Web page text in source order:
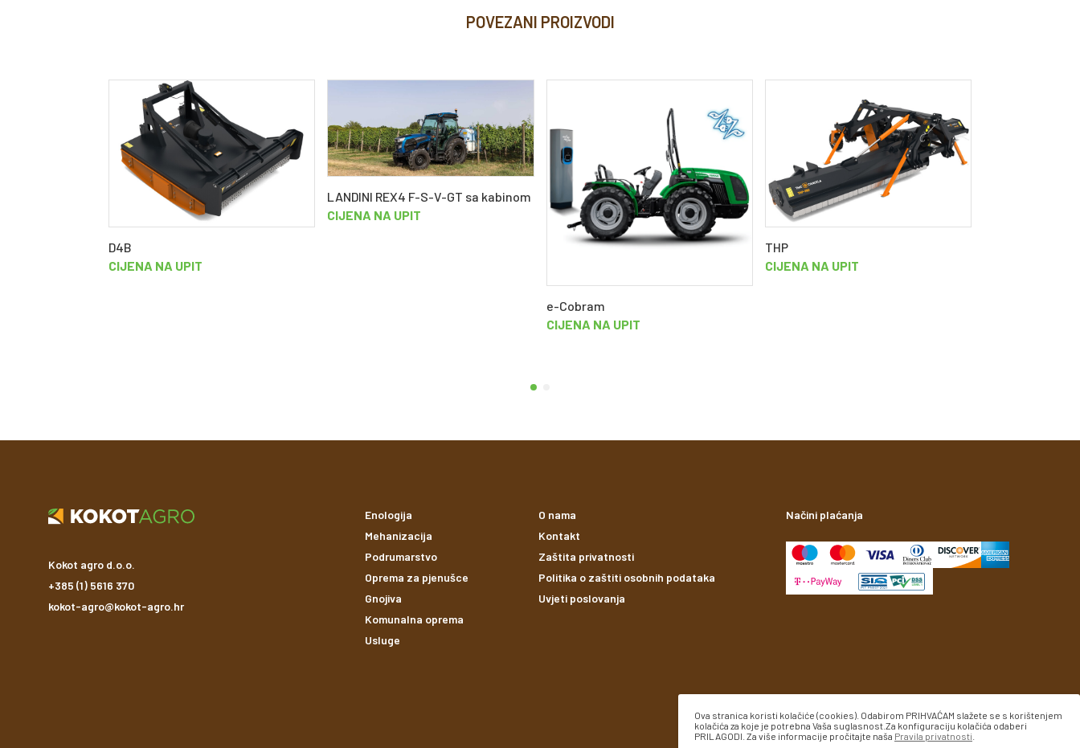
POVEZANI PROIZVODI
D4B
CIJENA NA UPIT
LANDINI REX4 F-S-V-GT sa kabinom
CIJENA NA UPIT
e-Cobram
CIJENA NA UPIT
THP
CIJENA NA UPIT
Kokot agro d.o.o.
+385 (1) 5616 370
kokot-agro@kokot-agro.hr
Enologija
Mehanizacija
Podrumarstvo
Oprema za pjenušce
Gnojiva
Komunalna oprema
Usluge
O nama
Kontakt
Zaštita privatnosti
Politika o zaštiti osobnih podataka
Uvjeti poslovanja
Načini plaćanja
Ova stranica koristi kolačiće (cookies). Odabirom PRIHVAĆAM slažete se s korištenjem
kolačića za koje je potrebna Vaša suglasnost.Za konfiguraciju kolačića odaberi
PRILAGODI. Za više informacije pročitajte naša Pravila privatnosti